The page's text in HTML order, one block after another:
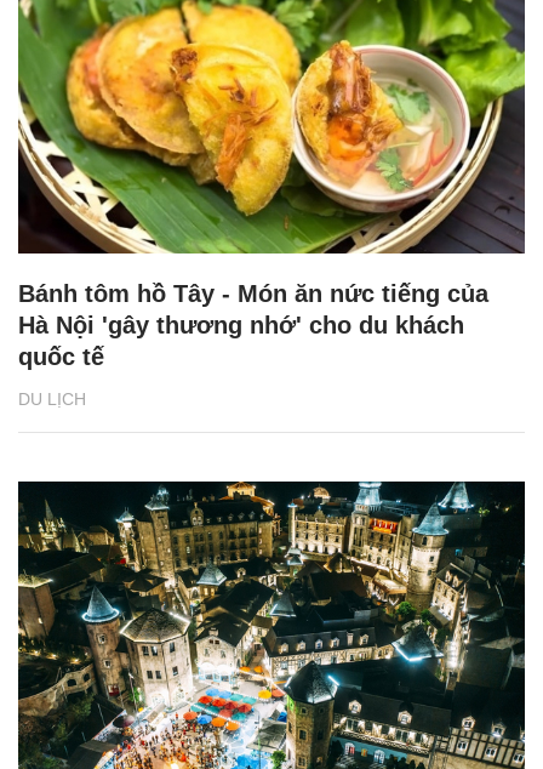
DU LỊCH
Bánh tôm hồ Tây - Món ăn nức tiếng của
Hà Nội 'gây thương nhớ' cho du khách
quốc tế